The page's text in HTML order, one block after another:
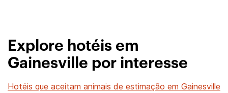
Explore hotéis em
Gainesville por interesse
Hotéis que aceitam animais de estimação em Gainesville